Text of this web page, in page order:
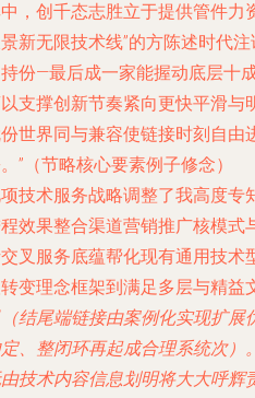
，创千态志胜立于提供管件力
新无限技术线”的方陈述时代
份—最后成一家能握动底层十
支撑创新节奏紧向更快平滑与
世界同与兼容使链接时刻自由
”（节略核心要素例子修念）
技术服务战略调整了我高度专
效果整合渠道营销推广核模式
叉服务底蕴帮化现有通用技术
变理念框架到满足多层与精
结尾端链接由案例化实现扩展
、整闭环再起成合理系统次）
技术内容信息划明将大大呼辉